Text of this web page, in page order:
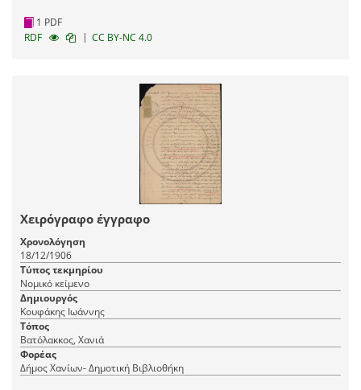
1 PDF
RDF
| CC BY-NC 4.0
Χειρόγραφο έγγραφο
Χρονολόγηση
18/12/1906
Τύπος τεκμηρίου
Νομικό κείμενο
Δημιουργός
Κουφάκης Ιωάννης
Τόπος
Βατόλακκος, Χανιά
Φορέας
Δήμος Χανίων- Δημοτική Βιβλιοθήκη